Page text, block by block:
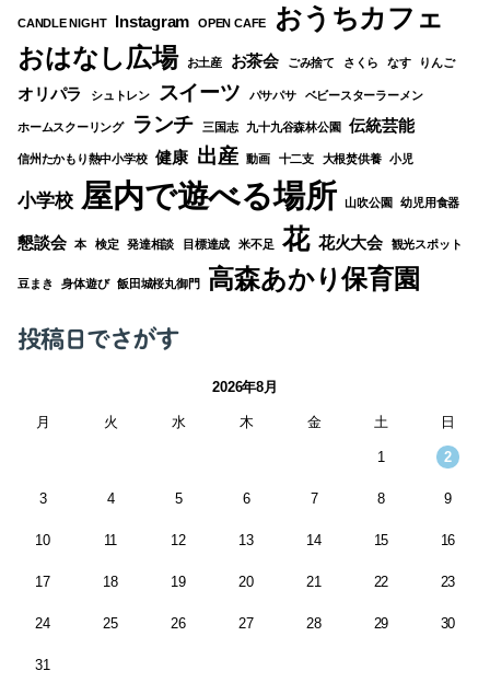
CANDLE NIGHT Instagram OPEN CAFE おうちカフェ
おはなし広場 お土産 お茶会 ごみ捨て さくら なす りんご
オリパラ シュトレン スイーツ パサパサ ベビースターラーメン
ホームスクーリング ランチ 三国志 九十九谷森林公園 伝統芸能
信州たかもり熱中小学校 健康 出産 動画 十二支 大根焚供養 小児
小学校 屋内で遊べる場所 山吹公園 幼児用食器
懇談会 本 検定 発達相談 目標達成 米不足 花 花火大会 観光スポット
豆まき 身体遊び 飯田城桜丸御門 高森あかり保育園
投稿日でさがす
2026年8月
月 火 水 木 金 土 日
1 2
3 4 5 6 7 8 9
10 11 12 13 14 15 16
17 18 19 20 21 22 23
24 25 26 27 28 29 30
31